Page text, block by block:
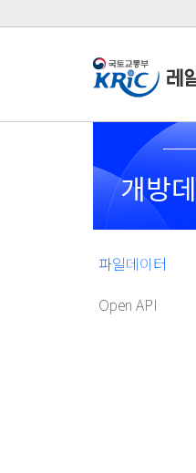
개방
파일데이터
Open API